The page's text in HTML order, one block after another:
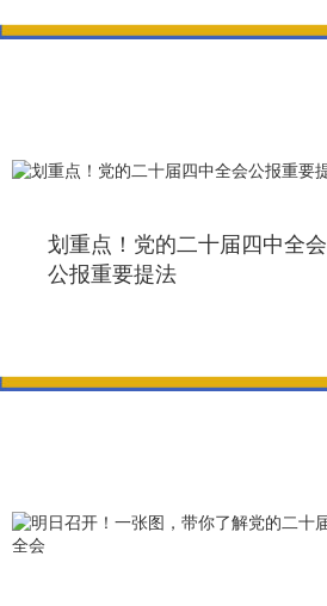
划重点！党的二十届四中全会
公报重要提法